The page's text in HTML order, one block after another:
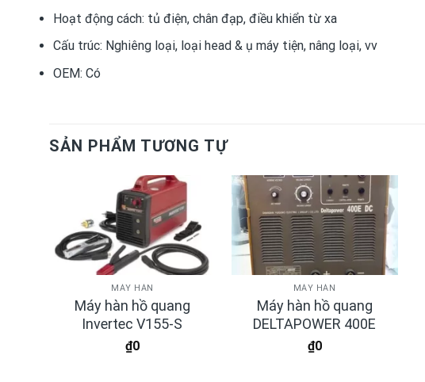
Hoạt động cách: tủ điện, chân đạp, điều khiển từ xa
Cấu trúc: Nghiêng loại, loại head & ụ máy tiện, nâng loại, vv
OEM: Có
SẢN PHẨM TƯƠNG TỰ
MÁY HÀN
Máy hàn hồ quang
Invertec V155-S
₫0
MÁY HÀN
Máy hàn hồ quang
DELTAPOWER 400E
₫0